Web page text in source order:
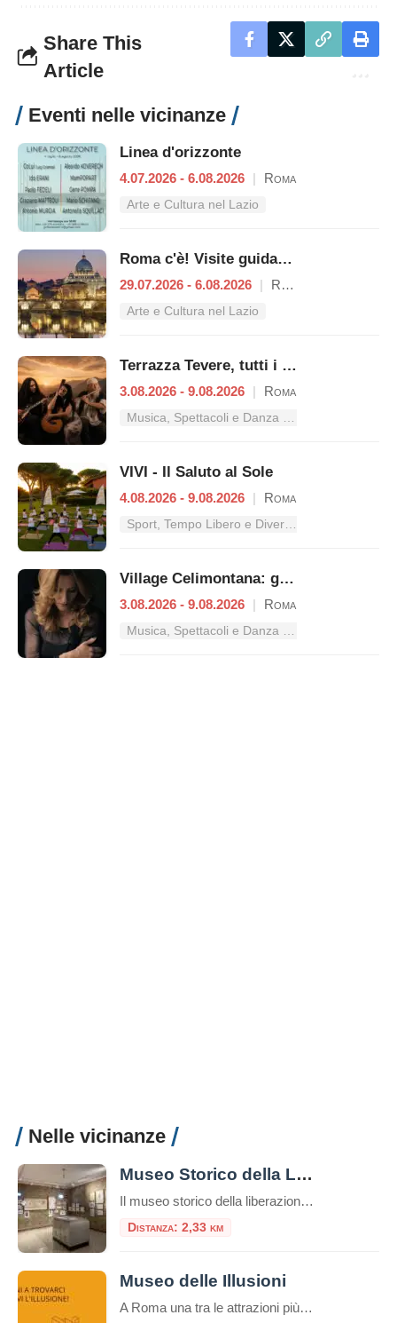
Share This
Article
Eventi nelle vicinanze
Linea d'orizzonte
4.07.2026 - 6.08.2026 | Roma
Arte e Cultura nel Lazio
Roma c'è! Visite guidate (anche per bambini) dal 29 luglio al 6 agosto 2026
29.07.2026 - 6.08.2026 | Roma
Arte e Cultura nel Lazio
Terrazza Tevere, tutti i concerti dal 3 al 9 agosto
3.08.2026 - 9.08.2026 | Roma
VIVI - Il Saluto al Sole
4.08.2026 - 9.08.2026 | Roma
Village Celimontana: gli appuntamenti dal 3 al 9 agosto
3.08.2026 - 9.08.2026 | Roma
Nelle vicinanze
Museo Storico della Liberazione
Il museo storico della liberazione a Roma è un luogo di memoria e testimonianza della lotta per la libertà e la democrazia durante il periodo dell’occupazione nazista nella capitale italiana. Questa struttura è stata inaugurata nel 1955 e si trova nel cuore del quartiere Esquilino, nel centro storico della città. Appena entrati nel museo, ci […]
Distanza: 2,33 km
Museo delle Illusioni
A Roma una tra le attrazioni più insolite, divertenti e interessanti del mondo: il Museo delle Illusioni. Dal 12 novembre la venue internazionale sarà aperta al pubblico della capitale, in via Merulana 17. Roma è infatti la 38° città nel mondo – la seconda in Italia dopo Milano – ad avere una sede del museo interattivo […]